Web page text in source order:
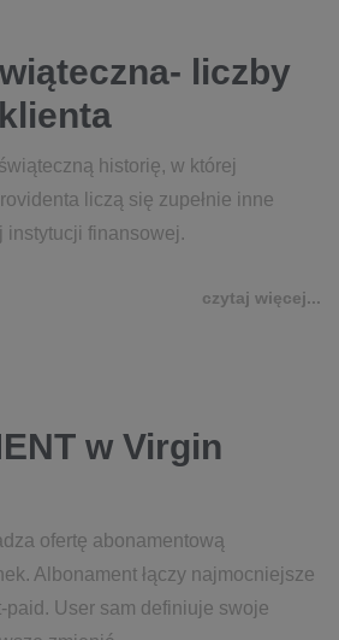
liczby
historię, w której
liczą się zupełnie inne
instytucji finansowej.
czytaj więcej...
w Virgin
ofertę abonamentową
Albonament łączy najmocniejsze
paid. User sam definiuje swoje